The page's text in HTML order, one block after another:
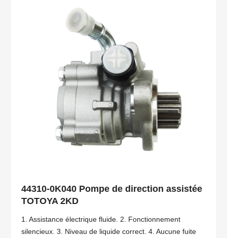
44310-0K040 Pompe de direction assistée
TOTOYA 2KD
1. Assistance électrique fluide. 2. Fonctionnement
silencieux. 3. Niveau de liquide correct. 4. Aucune fuite